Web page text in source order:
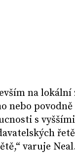
na lokální
nebo
s
varuje